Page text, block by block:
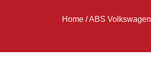
Home/ABS Volkswagen